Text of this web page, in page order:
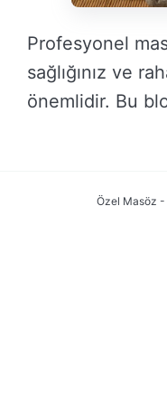
Profesyonel
sağlığınız ve
önemlidir. Bu
Özel Masöz -